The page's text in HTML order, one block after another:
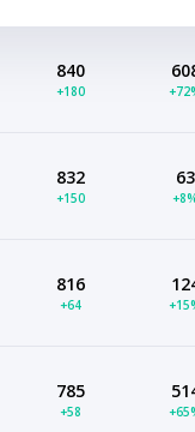
840
+180
832
+150
63
816
+64
785
+58